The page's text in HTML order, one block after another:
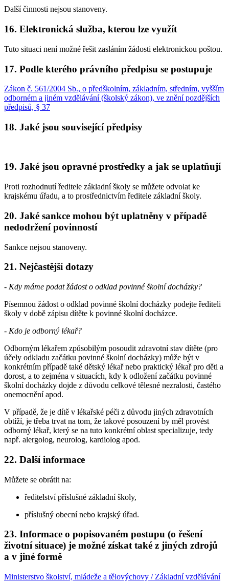
Další činnosti nejsou stanoveny.
16. Elektronická služba, kterou lze využít
Tuto situaci není možné řešit zasláním žádosti elektronickou poštou.
17. Podle kterého právního předpisu se postupuje
Zákon č. 561/2004 Sb., o předškolním, základním, středním, vyšším
odborném a jiném vzdělávání (školský zákon), ve znění pozdějších
předpisů, § 37
18. Jaké jsou související předpisy
19. Jaké jsou opravné prostředky a jak se uplatňují
Proti rozhodnutí ředitele základní školy se můžete odvolat ke
krajskému úřadu, a to prostřednictvím ředitele základní školy.
20. Jaké sankce mohou být uplatněny v případě
nedodržení povinností
Sankce nejsou stanoveny.
21. Nejčastější dotazy
- Kdy máme podat žádost o odklad povinné školní docházky?
Písemnou žádost o odklad povinné školní docházky podejte řediteli
školy v době zápisu dítěte k povinné školní docházce.
- Kdo je odborný lékař?
Odborným lékařem způsobilým posoudit zdravotní stav dítěte (pro
účely odkladu začátku povinné školní docházky) může být v
konkrétním případě také dětský lékař nebo praktický lékař pro děti a
dorost, a to zejména v situacích, kdy k odložení začátku povinné
školní docházky dojde z důvodu celkové tělesné nezralosti, častého
onemocnění apod.
V případě, že je dítě v lékařské péči z důvodu jiných zdravotních
obtíží, je třeba trvat na tom, že takové posouzení by měl provést
odborný lékař, který se na tuto konkrétní oblast specializuje, tedy
např. alergolog, neurolog, kardiolog apod.
22. Další informace
Můžete se obrátit na:
ředitelství příslušné základní školy,
příslušný obecní nebo krajský úřad.
23. Informace o popisovaném postupu (o řešení
životní situace) je možné získat také z jiných zdrojů
a v jiné formě
Ministerstvo školství, mládeže a tělovýchovy / Základní vzdělávání